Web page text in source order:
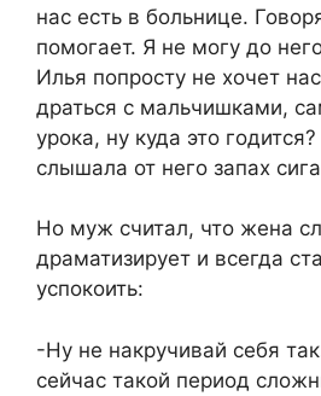
нас есть в больнице.
помогает. Я не могу до
Илья попросту не хочет
драться с мальчишками,
урока, ну куда это
слышала от него запах
Но муж считал, что жена
драматизирует и всегда
успокоить:
-Ну не накручивай себя
сейчас такой период